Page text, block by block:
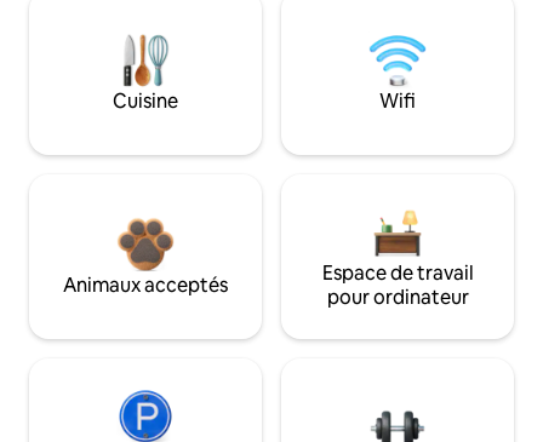
Cuisine Wifi
Animaux acceptés
Espace de travail
pour ordinateur